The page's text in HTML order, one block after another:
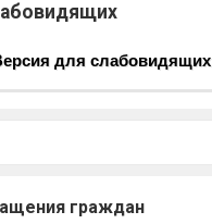
для слабовидящих
граждан